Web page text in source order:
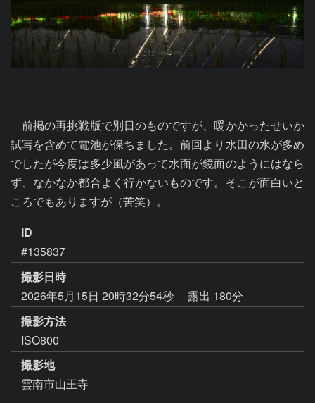
前掲の再挑戦版で別日のものですが、暖かかったせいか
試写を含めて電池が保ちました。前回より水田の水が多め
でしたが今度は多少風があって水面が鏡面のようにはなら
ず、なかなか都合よく行かないものです。そこが面白いと
ころでもありますが（苦笑）。
ID
#135837
撮影日時
2026年5月15日 20時32分54秒
露出 180分
撮影方法
ISO800
撮影地
雲南市山王寺